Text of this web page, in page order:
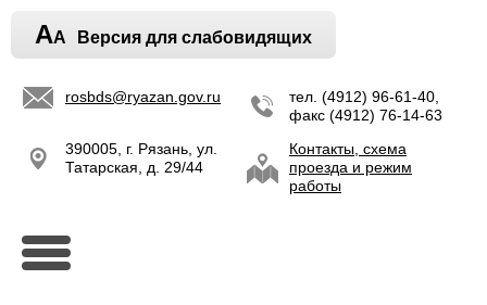
AA Версия для слабовидящих
rosbds@ryazan.gov.ru
тел. (4912) 96-61-40,
факс (4912) 76-14-63
390005, г. Рязань, ул.
Татарская, д. 29/44
Контакты, схема
проезда и режим
работы